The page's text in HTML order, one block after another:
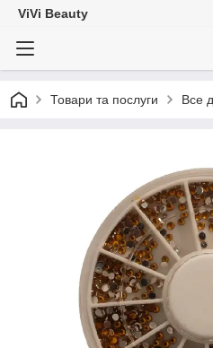
ViVi Beauty
Товари та послуги Все